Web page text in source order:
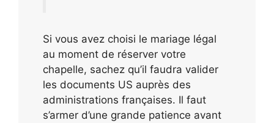
Si vous avez choisi le mariage légal
au moment de réserver votre
chapelle, sachez qu’il faudra valider
les documents US auprès des
administrations françaises. Il faut
s’armer d’une grande patience avant